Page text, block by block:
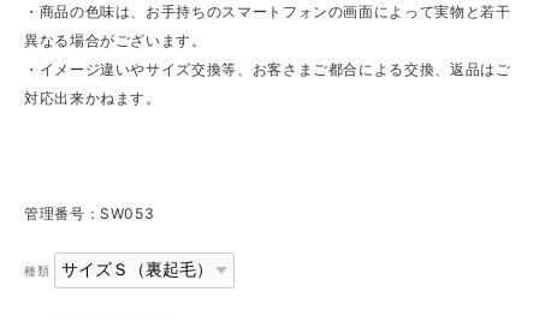
・商品の色味は、お手持ちのスマートフォンの画面によって実物と若干
異なる場合がございます。
・イメージ違いやサイズ交換等、お客さまご都合による交換、返品はご
対応出来かねます。
管理番号：SW053
種類